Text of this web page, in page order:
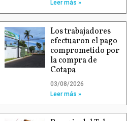
Leer más »
Los trabajadores
efectuaron el pago
comprometido por
la compra de
Cotapa
03/08/2026
Leer más »